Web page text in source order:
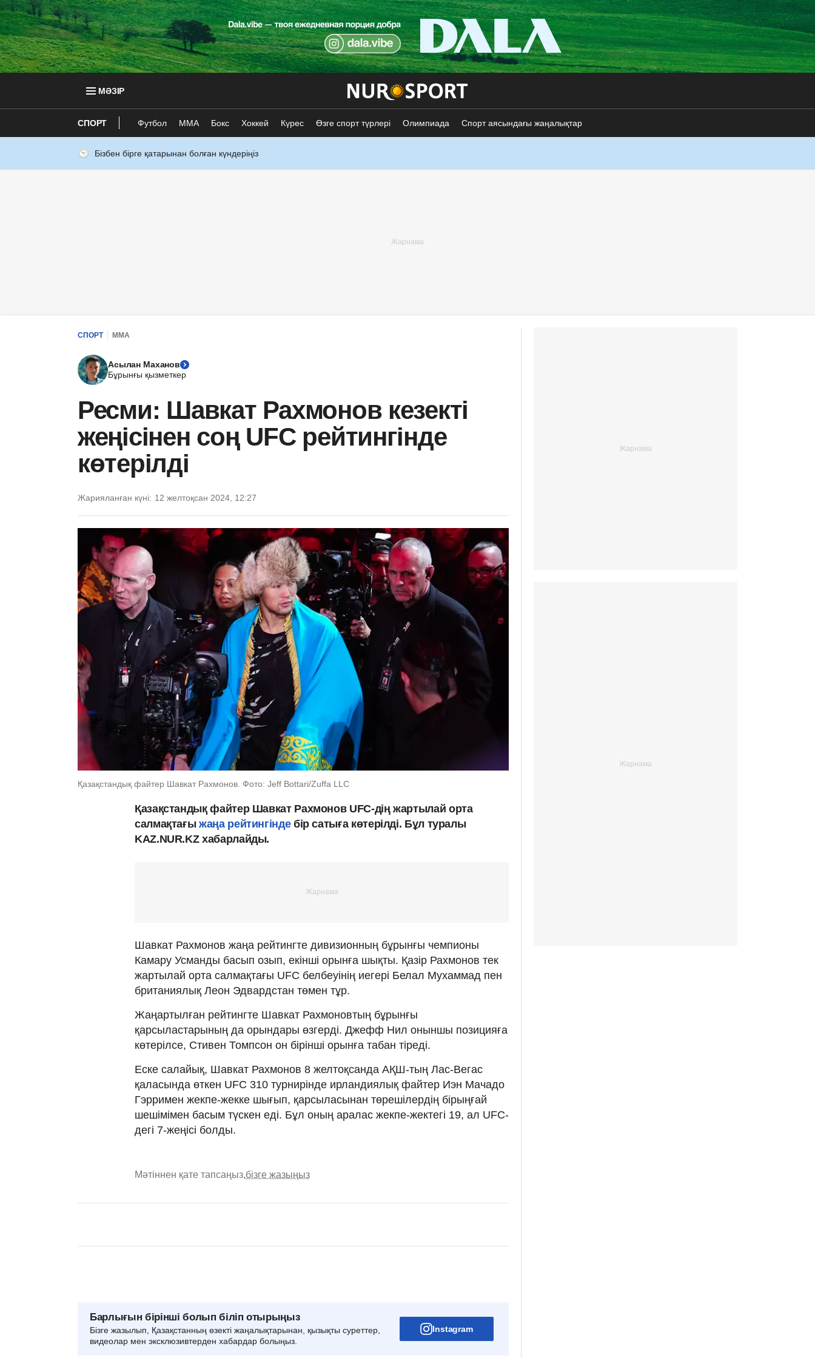
МӘЗІР
СПОРТ Футбол ММА Бокс Хоккей Күрес Өзге спорт түрлері Олимпиада Спорт аясындағы жаңалықтар
Бізбен бірге қатарынан болған күндеріңіз
СПОРТ ММА
Асылан Маханов
Бұрынғы қызметкер
Ресми: Шавкат Рахмонов кезекті
жеңісінен соң UFC рейтингінде
көтерілді
Жарияланған күні: 12 желтоқсан 2024, 12:27
Қазақстандық файтер Шавкат Рахмонов. Фото: Jeff Bottari/Zuffa LLC
Қазақстандық файтер Шавкат Рахмонов UFC-дің жартылай орта
салмақтағыжаңа рейтингіндебір сатыға көтерілді. Бұл туралы
KAZ.NUR.KZ хабарлайды.
Шавкат Рахмонов жаңа рейтингте дивизионның бұрынғы чемпионы
Камару Усманды басып озып, екінші орынға шықты. Қазір Рахмонов тек
жартылай орта салмақтағы UFC белбеуінің иегері Белал Мухаммад пен
британиялық Леон Эдвардстан төмен тұр.
Жаңартылған рейтингте Шавкат Рахмоновтың бұрынғы
қарсыластарының да орындары өзгерді. Джефф Нил оныншы позицияға
көтерілсе, Стивен Томпсон он бірінші орынға табан тіреді.
Еске салайық, Шавкат Рахмонов 8 желтоқсанда АҚШ-тың Лас-Вегас
қаласында өткен UFC 310 турнирінде ирландиялық файтер Иэн Мачадо
Гэрримен жекпе-жекке шығып, қарсыласынан төрешілердің бірыңғай
шешімімен басым түскен еді. Бұл оның аралас жекпе-жектегі 19, ал UFC-
дегі 7-жеңісі болды.
Мәтіннен қате тапсаңыз,бізге жазыңыз
Барлығын бірінші болып біліп отырыңыз
Бізге жазылып, Қазақстанның өзекті жаңалықтарынан, қызықты суреттер,
видеолар мен эксклюзивтерден хабардар болыңыз.
Instagram